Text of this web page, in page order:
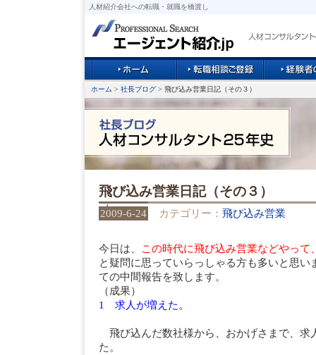
人材紹介会社への転職・就職を橋渡し
ホーム > 社長ブログ > 飛び込み営業日記（その３）
飛び込み営業日記（その３）
2009-6-24 カテゴリー： 飛び込み営業
今日は、
この時代に飛び込み営業などやって
と疑問に思っていらっしゃる方も多いと思い
ての中間報告を致します。
（成果）
1 求人が増えた。
飛び込んだ数社様から、おかげさまで、求
た。